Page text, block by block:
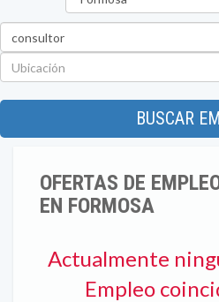
BUSCAR
OFERTAS DE
EN FORMOSA
Actualmente
Empleo